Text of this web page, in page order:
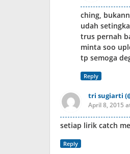
ching,
udah
trus pernah
minta soo
tp semoga
Reply
tri sugiarti
April 8, 2015
setiap lirik catch
Reply